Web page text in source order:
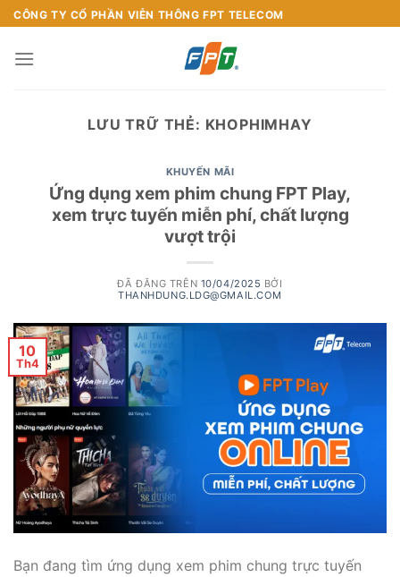
Chuyển
đến
nội
CÔNG TY CỔ PHẦN VIỄN THÔNG FPT TELECOM
LƯU TRỮ THẺ: KHOPHIMHAY
KHUYẾN MÃI
Ứng dụng xem phim chung FPT Play,
xem trực tuyến miễn phí, chất lượng
vượt trội
ĐÃ ĐĂNG TRÊN 10/04/2025 BỞI
THANHDUNG.LDG@GMAIL.COM
10
Th4
Bạn đang tìm ứng dụng xem phim chung trực tuyến